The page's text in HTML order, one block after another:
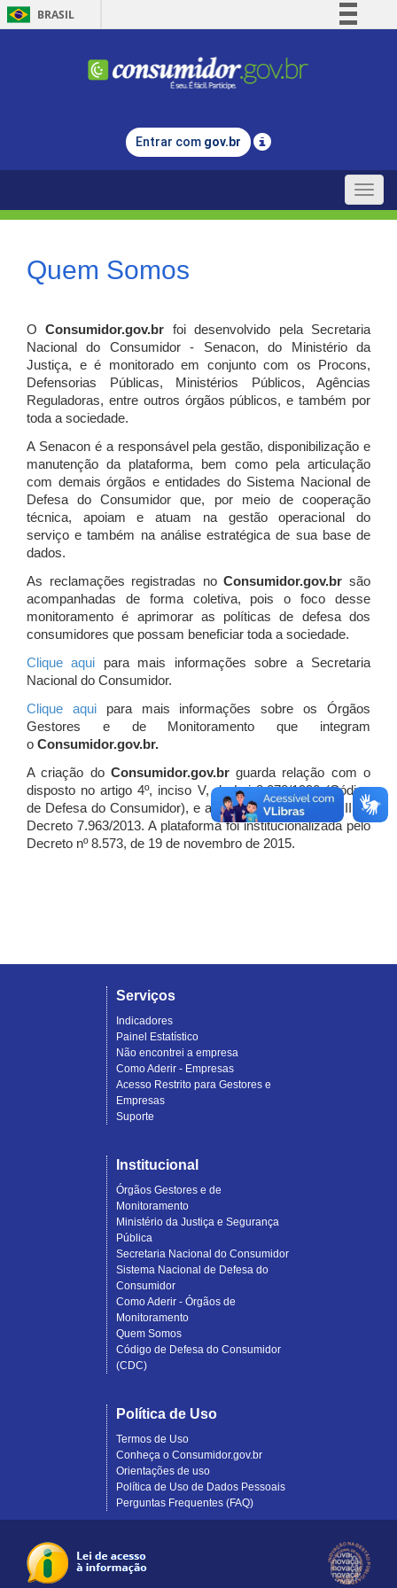
BRASIL
Comunica BR
Legislação
Entrar com gov.br
Toggle
Quem Somos
OConsumidor.gov.br
foi desenvolvido pela Secretaria
Nacional do Consumidor - Senacon, do Ministério da
Justiça, e é monitorado em conjunto com os Procons,
Defensorias Públicas, Ministérios Públicos, Agências
Reguladoras, entre outros órgãos públicos, e também por
toda a sociedade.
A Senacon é a responsável pela gestão, disponibilização e
manutenção da plataforma, bem como pela articulação
com demais órgãos e entidades do Sistema Nacional de
Defesa do Consumidor que, por meio de cooperação
técnica, apoiam e atuam na gestão operacional do
serviço e também na análise estratégica de sua base de
dados.
As reclamações registradas noConsumidor.gov.br são
acompanhadas de forma coletiva, pois o foco desse
monitoramento é aprimorar as políticas de defesa dos
consumidores que possam beneficiar toda a sociedade.
Clique aqui para mais informações sobre a Secretaria
Nacional do Consumidor.
Clique aquipara mais informações sobre os Órgãos
Gestores e de Monitoramento que integram
o Consumidor.gov.br.
A criação do Consumidor.gov.brguarda relação com o
disposto no artigo 4º, inciso V, da Lei 8.078/1990 (Código
de Defesa do Consumidor), e artigo 7º, incisos I, II e III do
Decreto 7.963/2013. A plataforma foi institucionalizada pelo
Decreto nº 8.573, de 19 de novembro de 2015.
Serviços
Indicadores
Painel Estatístico
Não encontrei a empresa
Como Aderir - Empresas
Acesso Restrito para Gestores e
Empresas
Suporte
Institucional
Órgãos Gestores e de
Monitoramento
Ministério da Justiça e Segurança
Pública
Secretaria Nacional do Consumidor
Sistema Nacional de Defesa do
Consumidor
Como Aderir - Órgãos de
Monitoramento
Quem Somos
Código de Defesa do Consumidor
(CDC)
Política de Uso
Termos de Uso
Conheça o Consumidor.gov.br
Orientações de uso
Política de Uso de Dados Pessoais
Perguntas Frequentes (FAQ)